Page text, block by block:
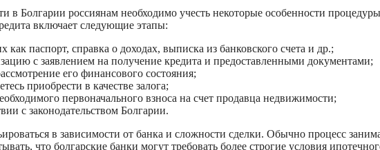
в Болгарии россиянам необходимо учесть некоторые особенности
включает следующие этапы:
паспорт, справка о доходах, выписка из банковского счета и др.;
с заявлением на получение кредита и предоставленными документами;
его финансового состояния;
приобрести в качестве залога;
первоначального взноса на счет продавца недвижимости;
с законодательством Болгарии.
в зависимости от банка и сложности сделки. Обычно процесс
что болгарские банки могут требовать более строгие условия